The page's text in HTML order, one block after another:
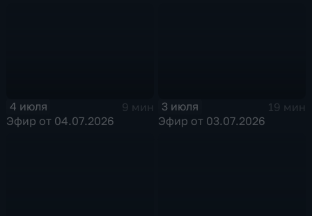
4 июля
9 мин
Эфир от 04.07.2026
3 июля
19 мин
Эфир от 03.07.2026